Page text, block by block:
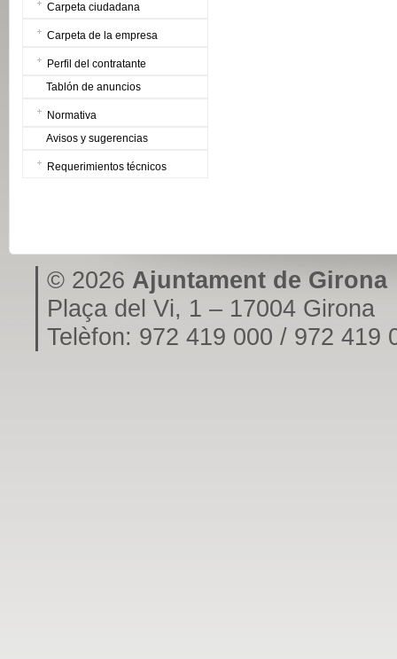
Carpeta ciudadana
Carpeta de la empresa
Perfil del contratante
Tablón de anuncios
Normativa
Avisos y sugerencias
Requerimientos técnicos
© 2026 Ajuntament de Girona
Plaça del Vi, 1 – 17004 Girona
Telèfon: 972 419 000 / 972 419